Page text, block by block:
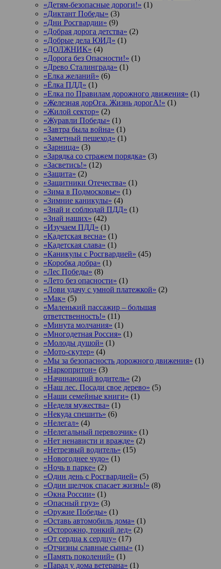
«Детям-безопасные дороги!» (1)
«Диктант Победы» (3)
«Дни Росгвардии» (9)
«Добрая дорога детства» (2)
«Добрые дела ЮИД» (1)
«ДОЛЖНИК» (4)
«Дорога без Опасности!» (1)
«Древо Сталинграда» (1)
«Елка желаний» (6)
«Ёлка ПДД» (1)
«Елка по Правилам дорожного движения» (1)
«Железная дорОга. Жизнь дорогА!» (1)
«Жилой сектор» (2)
«Журавли Победы» (1)
«Завтра была война» (1)
«Заметный пешеход» (1)
«Зарница» (3)
«Зарядка со стражем порядка» (3)
«Засветись!» (12)
«Защита» (2)
«Защитники Отечества» (1)
«Зима в Подмосковье» (1)
«Зимние каникулы» (4)
«Знай и соблюдай ПДД» (1)
«Знай наших» (42)
«Изучаем ПДД» (1)
«Кадетская весна» (1)
«Кадетская слава» (1)
«Каникулы с Росгвардией» (45)
«Коробка добра» (1)
«Лес Победы» (8)
«Лето без опасности» (1)
«Лови удачу с умной платежкой» (2)
«Мак» (5)
«Маленький пассажир – большая
ответственность!» (11)
«Минута молчания» (1)
«Многодетная Россия» (1)
«Молоды душой» (1)
«Мото-скутер» (4)
«Мы за безопасность дорожного движения» (1)
«Наркопритон» (3)
«Начинающий водитель» (2)
«Наш лес. Посади свое дерево» (5)
«Наши семейные книги» (1)
«Неделя мужества» (1)
«Некуда спешить» (6)
«Нелегал» (4)
«Нелегальный перевозчик» (1)
«Нет ненависти и вражде» (2)
«Нетрезвый водитель» (15)
«Новогоднее чудо» (1)
«Ночь в парке» (2)
«Один день с Росгвардией» (5)
«Один щелчок спасает жизнь!» (8)
«Окна России» (1)
«Опасный груз» (3)
«Оружие Победы» (1)
«Оставь автомобиль дома» (1)
«Осторожно, тонкий лед» (2)
«От сердца к сердцу» (17)
«Отчизны славные сыны» (1)
«Память поколений» (1)
«Парад у дома ветерана» (1)